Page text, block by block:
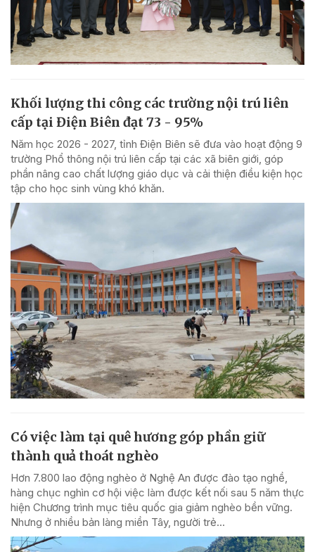
Khối lượng thi công các trường nội trú liên
cấp tại Điện Biên đạt 73 - 95%
Năm học 2026 - 2027, tỉnh Điện Biên sẽ đưa vào hoạt động 9
trường Phổ thông nội trú liên cấp tại các xã biên giới, góp
phần nâng cao chất lượng giáo dục và cải thiện điều kiện học
tập cho học sinh vùng khó khăn.
Có việc làm tại quê hương góp phần giữ
thành quả thoát nghèo
Hơn 7.800 lao động nghèo ở Nghệ An được đào tạo nghề,
hàng chục nghìn cơ hội việc làm được kết nối sau 5 năm thực
hiện Chương trình mục tiêu quốc gia giảm nghèo bền vững.
Nhưng ở nhiều bản làng miền Tây, người trẻ...